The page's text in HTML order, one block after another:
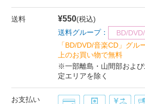
送料 ¥550(税込)
送料グループ：
BD/
「BD/DVD/音楽CD」グル
上のお買い物で無料
※一部離島・山間部およ
定エリアを除く
お支払い